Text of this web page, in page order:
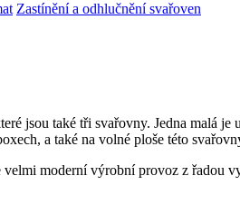
Zastínění a odhlučnění svařoven
jsou také tři svařovny. Jedna malá
a také na volné ploše této
moderní výrobní provoz z